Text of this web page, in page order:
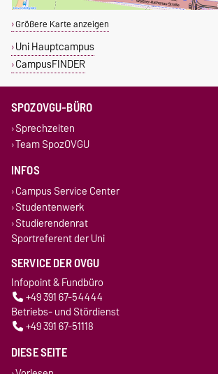
Größere Karte anzeigen
Uni Hauptcampus
CampusFINDER
SPOZOVGU-BÜRO
Sprechzeiten
Team SpozOVGU
INFOS
Campus Service Center
Studentenwerk
Studierendenrat
Sportreferent der Uni
SERVICE DER OVGU
Infopoint & Fundbüro
+49 391 67-54444
Betriebs- und Stördienst
+49 391 67-51118
DIESE SEITE